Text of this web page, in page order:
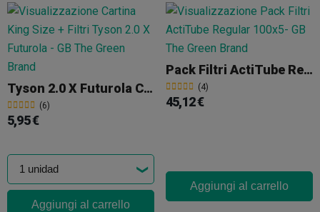
Tyson 2.0 X Futurola Cartina King Size + Filtri
(6)
5,95 €
Aggiungi al carrello
Pack Filtri ActiTube Regular 100x5
(4)
45,12 €
Aggiungi al carrello